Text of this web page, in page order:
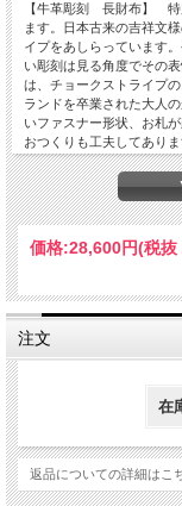
【牛革彫刻 長財布】 特
ます。日本古来の吉祥文
イプをあしらっています
い彫刻は見る角度でその
は、チョークストライプ
ランドを卒業された大人
いファスナー形状、お札
おつくりも工夫してあり
内側生地：レーヨン 東京
価格:28,600円(税抜
注文
在
返品についての詳細はこ